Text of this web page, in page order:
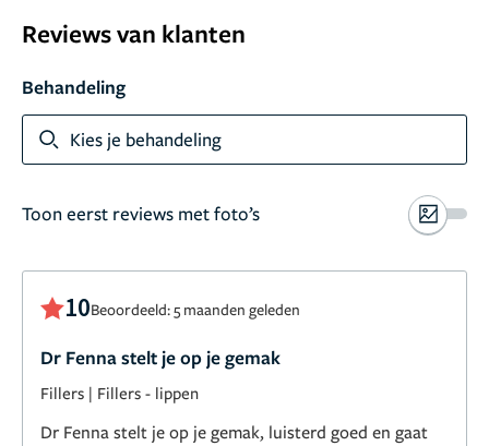
Reviews van klanten
Behandeling
Kies je behandeling
Toon eerst reviews met foto’s
10Beoordeeld: 5 maanden geleden
Dr Fenna stelt je op je gemak
Fillers | Fillers - lippen
Dr Fenna stelt je op je gemak, luisterd goed en gaat